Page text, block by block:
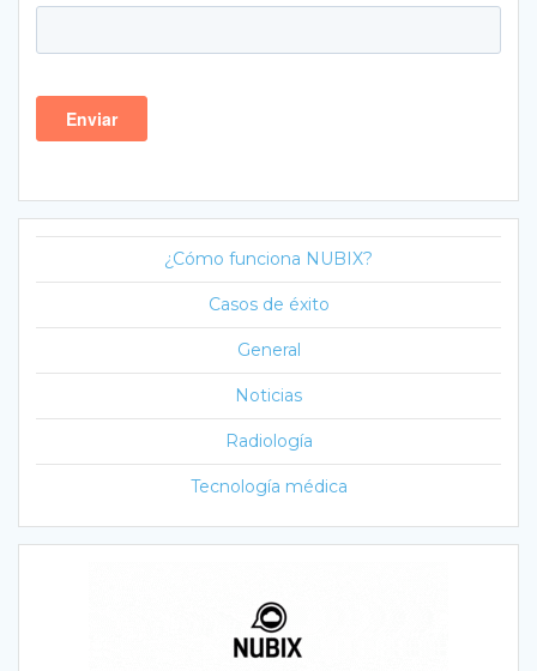
¿Cómo funciona NUBIX?
Casos de éxito
General
Noticias
Radiología
Tecnología médica